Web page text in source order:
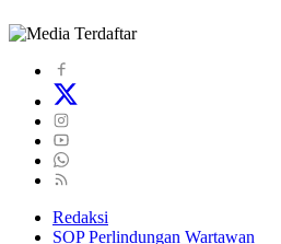
Redaksi
SOP Perlindungan Wartawan